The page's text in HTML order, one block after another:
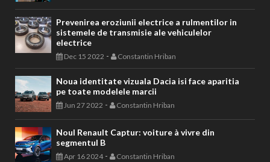
Prevenirea eroziunii electrice a rulmentilor in
sistemele de transmisie ale vehiculelor
electrice
Dec 15 2022 - Constantin Hriban
Noua identitate vizuala Dacia isi face aparitia
pe toate modelele marcii
Jun 27 2022 - Constantin Hriban
Noul Renault Captur: voiture à vivre din
segmentul B
Apr 16 2024- Constantin Hriban